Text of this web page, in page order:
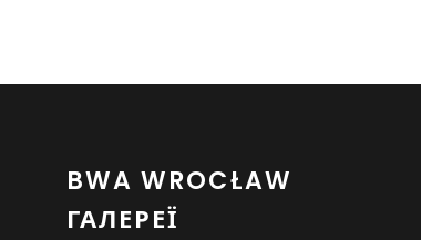
BWA WROCŁAW
ГАЛЕРЕЇ